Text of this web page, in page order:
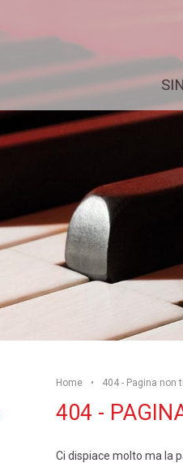
Home • 404 - Pagina non
404 -
Ci dispiace molto ma la